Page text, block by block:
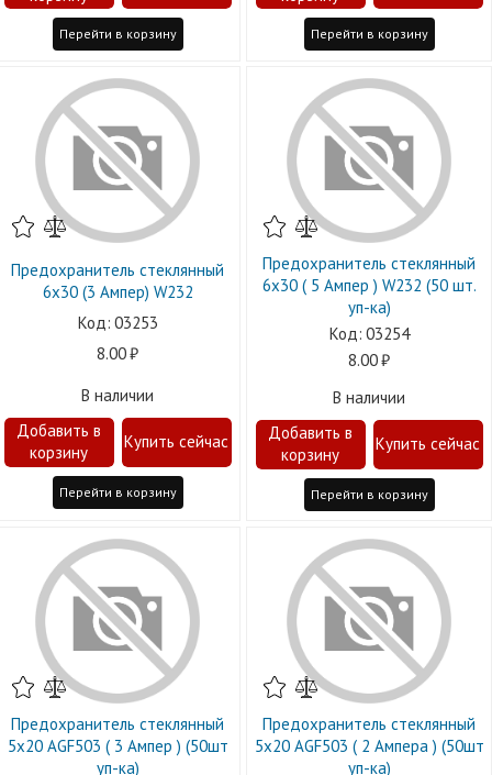
Перейти в корзину Перейти в корзину
Предохранитель стеклянный
6х30 (3 Ампер) W232
03253
8.00
В наличии
Перейти в корзину
Предохранитель стеклянный
6х30 ( 5 Ампер ) W232 (50 шт.
уп-ка)
03254
8.00
В наличии
Перейти в корзину
Предохранитель стеклянный
5х20 AGF503 ( 3 Ампер ) (50шт
уп-ка)
Предохранитель стеклянный
5х20 AGF503 ( 2 Ампера ) (50шт
уп-ка)